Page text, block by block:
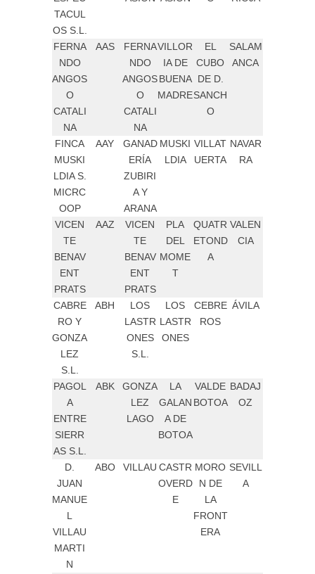
TACUL
OS S.L.
FERNA
NDO
ANGOS
O
CATALI
NA
AAS
FERNA
NDO
ANGOS
O
CATALI
NA
VILLOR
IA DE
BUENA
MADRE
EL
CUBO
DE D.
SANCH
O
SALAM
ANCA
FINCA
MUSKI
LDIA S.
MICRC
OOP
AAY
GANAD
ERÍA
ZUBIRI
A Y
ARANA
MUSKI
LDIA
VILLAT
UERTA
NAVAR
RA
VICEN
TE
BENAV
ENT
PRATS
AAZ
VICEN
TE
BENAV
ENT
PRATS
PLA
DEL
MOME
T
QUATR
ETOND
A
VALEN
CIA
CABRE
RO Y
GONZA
LEZ
S.L.
ABH
LOS
LASTR
ONES
S.L.
LOS
LASTR
ONES
CEBRE
ROS
ÁVILA
PAGOL
A
ENTRE
SIERR
AS S.L.
ABK
GONZA
LEZ
LAGO
LA
GALAN
A DE
BOTOA
VALDE
BOTOA
BADAJ
OZ
D.
JUAN
MANUE
L
VILLAU
MARTI
N
ABO VILLAU CASTR
OVERD
E
MORO
N DE
LA
FRONT
ERA
SEVILL
A